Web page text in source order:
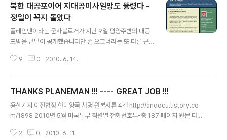
북한 대공포이어 지대공미사일망도 뚫렸다 -
정일이 꼭지 돌았다
플레인맨이라는 군사블로거가 지난 9일 평양주변의 대공
포망을 낱낱이 공개했습니다만 숀 오코너라는 또 다른 군
을 벗겨버렸습니다 [http://andocu.tistory.com/201
된 이라크의 지대공미사일 방어망을 그래도 답습한 새 이
라크다, 북한은 대공방어망을 21세기에 맞게 개선해야 할
것' 이라며 한마디로 북한의 대공방어체제를 비웃었습니다
의도적으로 지대공미사일을 배치하지 않은 것으로 확인됐
9 0 2010. 6. 14.
THANKS PLANEMAN !!! ---- GREAT JOB !!!
용산기지 이전협정 한미양국 서명 원본서류 4건 http://andocu.tistory.co
m/1898 2010년 5월 미국무부 직원별 전화번호부-총 187 페이지 원문 다운
때 중앙일보도 구독 : 미정부 예산집행실적 http://andocu.tistory.com/202
2 0 2010. 6. 11.